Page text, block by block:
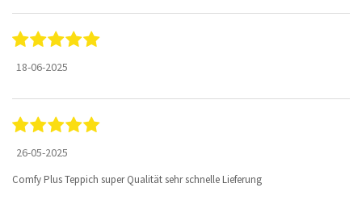
18-06-2025
26-05-2025
Comfy Plus Teppich super Qualität sehr schnelle Lieferung